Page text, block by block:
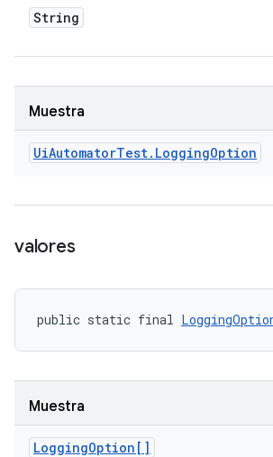
String
Muestra
UiAutomatorTest. LoggingOption
valores
public static final
Muestra
LoggingOption[]